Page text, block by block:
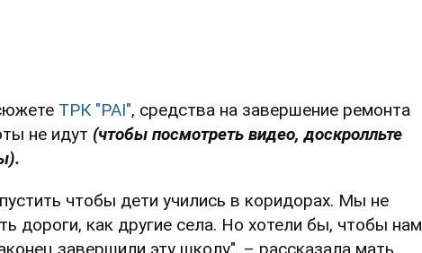
ТРК "РАІ", средства на завершение ремонта
не идут (чтобы посмотреть видео, доскролльте
чтобы дети учились в коридорах. Мы не
дороги, как другие села. Но хотели бы, чтобы нам